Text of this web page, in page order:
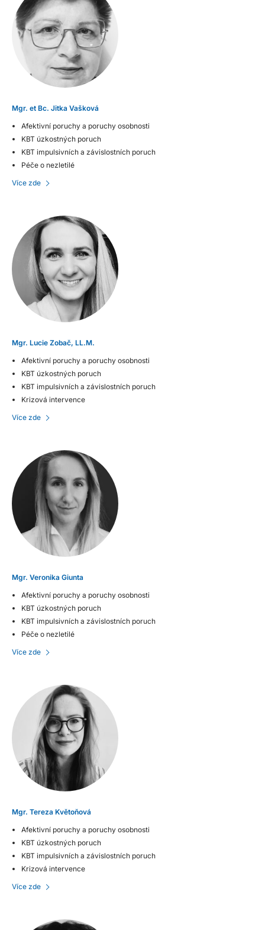
Mgr. et Bc. Jitka Vašková
Afektivní poruchy a poruchy osobnosti
KBT úzkostných poruch
KBT impulsivních a závislostních poruch
Péče o nezletilé
Více zde
Mgr. Lucie Zobač, LL.M.
Afektivní poruchy a poruchy osobnosti
KBT úzkostných poruch
KBT impulsivních a závislostních poruch
Krizová intervence
Více zde
Mgr. Veronika Giunta
Afektivní poruchy a poruchy osobnosti
KBT úzkostných poruch
KBT impulsivních a závislostních poruch
Péče o nezletilé
Více zde
Mgr. Tereza Květoňová
Afektivní poruchy a poruchy osobnosti
KBT úzkostných poruch
KBT impulsivních a závislostních poruch
Krizová intervence
Více zde